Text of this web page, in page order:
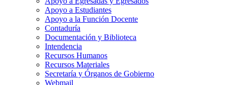
Apoyo a Estudiantes
Apoyo a la Función Docente
Contaduría
Documentación y Biblioteca
Intendencia
Recursos Humanos
Recursos Materiales
Secretaría y Órganos de Gobierno
Webmail